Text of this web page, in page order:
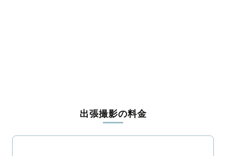
出張撮影の料金